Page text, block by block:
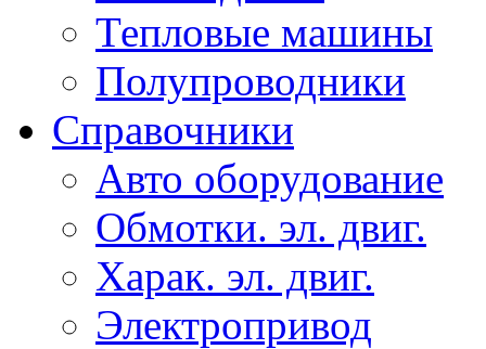
Тепловые машины
Полупроводники
Справочники
Авто оборудование
Обмотки. эл. двиг.
Харак. эл. двиг.
Электропривод